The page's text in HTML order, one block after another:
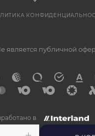
является публичной
в
Напишите нам в